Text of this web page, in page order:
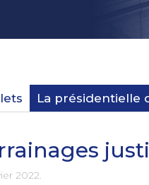
La présidentielle
2022.